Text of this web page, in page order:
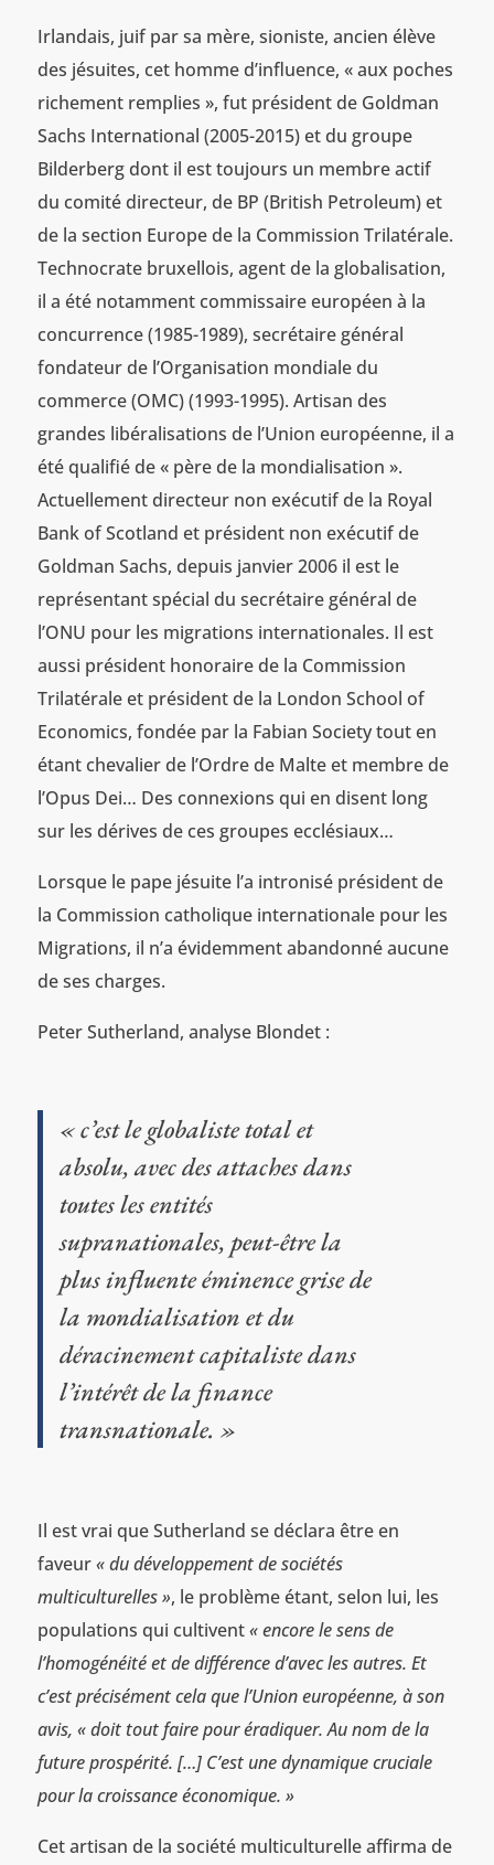
Irlandais, juif par sa mère, sioniste, ancien élève
des jésuites, cet homme d’influence, « aux poches
richement remplies », fut président de Goldman
Sachs International (2005-2015) et du groupe
Bilderberg dont il est toujours un membre actif
du comité directeur, de BP (British Petroleum) et
de la section Europe de la Commission Trilatérale.
Technocrate bruxellois, agent de la globalisation,
il a été notamment commissaire européen à la
concurrence (1985-1989), secrétaire général
fondateur de l’Organisation mondiale du
commerce (OMC) (1993-1995). Artisan des
grandes libéralisations de l’Union européenne, il a
été qualifié de « père de la mondialisation ».
Actuellement directeur non exécutif de la Royal
Bank of Scotland et président non exécutif de
Goldman Sachs, depuis janvier 2006 il est le
représentant spécial du secrétaire général de
l’ONU pour les migrations internationales. Il est
aussi président honoraire de la Commission
Trilatérale et président de la London School of
Economics, fondée par la Fabian Society tout en
étant chevalier de l’Ordre de Malte et membre de
l’Opus Dei… Des connexions qui en disent long
sur les dérives de ces groupes ecclésiaux…
Lorsque le pape jésuite l’a intronisé président de
la Commission catholique internationale pour les
Migrations, il n’a évidemment abandonné aucune
de ses charges.
Peter Sutherland, analyse Blondet :
« c’est le globaliste total et
absolu, avec des attaches dans
toutes les entités
supranationales, peut-être la
plus influente éminence grise de
la mondialisation et du
déracinement capitaliste dans
l’intérêt de la finance
transnationale. »
Il est vrai que Sutherland se déclara être en
faveur« du développement de sociétés
multiculturelles », le problème étant, selon lui, les
populations qui cultivent« encore le sens de
l’homogénéité et de différence d’avec les autres. Et
c’est précisément cela que l’Union européenne, à son
avis, « doit tout faire pour éradiquer. Au nom de la
future prospérité. […] C’est une dynamique cruciale
pour la croissance économique. »
Cet artisan de la société multiculturelle affirma de